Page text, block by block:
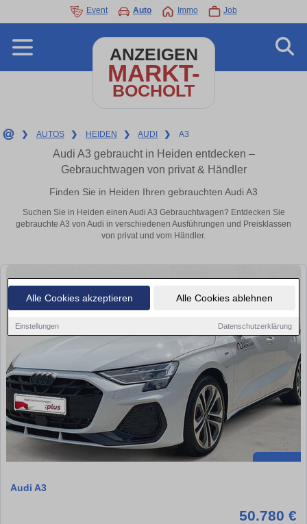
Alle Cookies akzeptieren Alle Cookies ablehnen
Einstellungen Datenschutzerklärung
Event Auto Immo Job
ANZEIGEN
MARKT-
BOCHOLT
❯ AUTOS ❯ HEIDEN ❯ AUDI ❯ A3
Audi A3 gebraucht in Heiden entdecken –
Gebrauchtwagen von privat & Händler
Finden Sie in Heiden Ihren gebrauchten Audi A3
Suchen Sie in Heiden einen Audi A3 Gebrauchtwagen? Entdecken Sie
gebrauchte A3 von Audi in verschiedenen Ausführungen und Preisklassen
von privat und vom Händler.
Audi A3
50.780 €